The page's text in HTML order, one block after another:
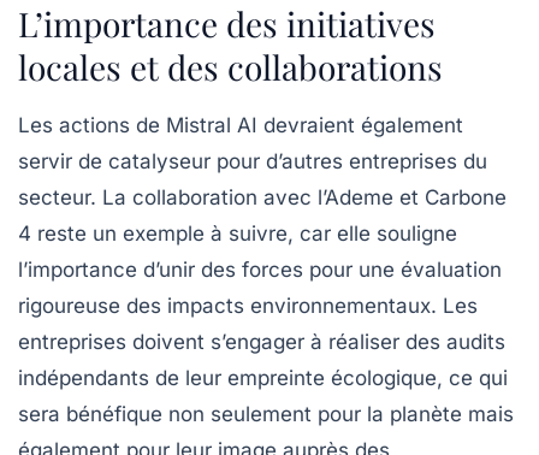
L’importance des initiatives
locales et des collaborations
Les actions de Mistral AI devraient également
servir de catalyseur pour d’autres entreprises du
secteur. La collaboration avec l’Ademe et Carbone
4 reste un exemple à suivre, car elle souligne
l’importance d’unir des forces pour une évaluation
rigoureuse des impacts environnementaux. Les
entreprises doivent s’engager à réaliser des audits
indépendants de leur empreinte écologique, ce qui
sera bénéfique non seulement pour la planète mais